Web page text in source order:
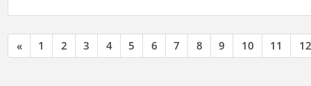
« 1 2 3 4 5 6 7 8 9 10 11 12